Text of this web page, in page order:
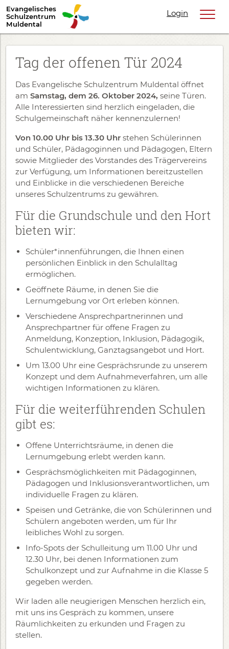
Evangelisches
Schulzentrum
Muldental
Login
Tag der offenen Tür 2024
Das Evangelische Schulzentrum Muldental öffnet
am Samstag, dem 26. Oktober 2024, seine Türen.
Alle Interessierten sind herzlich eingeladen, die
Schulgemeinschaft näher kennenzulernen!
Von 10.00 Uhr bis 13.30 Uhr stehen Schülerinnen
und Schüler, Pädagoginnen und Pädagogen, Eltern
sowie Mitglieder des Vorstandes des Trägervereins
zur Verfügung, um Informationen bereitzustellen
und Einblicke in die verschiedenen Bereiche
unseres Schulzentrums zu gewähren.
Für die Grundschule und den Hort
bieten wir:
Schüler*innenführungen, die Ihnen einen
persönlichen Einblick in den Schulalltag
ermöglichen.
Geöffnete Räume, in denen Sie die
Lernumgebung vor Ort erleben können.
Verschiedene Ansprechpartnerinnen und
Ansprechpartner für offene Fragen zu
Anmeldung, Konzeption, Inklusion, Pädagogik,
Schulentwicklung, Ganztagsangebot und Hort.
Um 13.00 Uhr eine Gesprächsrunde zu unserem
Konzept und dem Aufnahmeverfahren, um alle
wichtigen Informationen zu klären.
Für die weiterführenden Schulen
gibt es:
Offene Unterrichtsräume, in denen die
Lernumgebung erlebt werden kann.
Gesprächsmöglichkeiten mit Pädagoginnen,
Pädagogen und Inklusionsverantwortlichen, um
individuelle Fragen zu klären.
Speisen und Getränke, die von Schülerinnen und
Schülern angeboten werden, um für Ihr
leibliches Wohl zu sorgen.
Info-Spots der Schulleitung um 11.00 Uhr und
12.30 Uhr, bei denen Informationen zum
Schulkonzept und zur Aufnahme in die Klasse 5
gegeben werden.
Wir laden alle neugierigen Menschen herzlich ein,
mit uns ins Gespräch zu kommen, unsere
Räumlichkeiten zu erkunden und Fragen zu
stellen.